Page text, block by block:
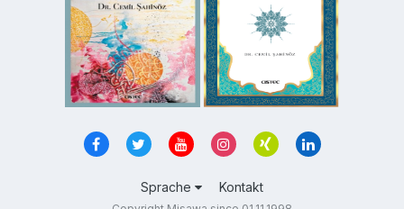
Sprache Kontakt